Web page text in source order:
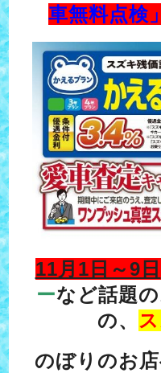
車無料点検」
11月1日～9日
ーなど話題
の、
のぼりのお